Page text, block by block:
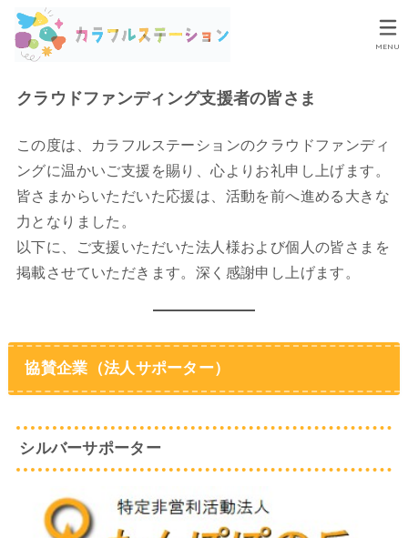
MENU
クラウドファンディング支援者の皆さま
この度は、カラフルステーションのクラウドファンディ
ングに温かいご支援を賜り、心よりお礼申し上げます。
皆さまからいただいた応援は、活動を前へ進める大きな
力となりました。
以下に、ご支援いただいた法人様および個人の皆さまを
掲載させていただきます。深く感謝申し上げます。
協賛企業（法人サポーター）
シルバーサポーター